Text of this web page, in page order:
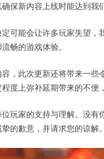
保新内容上线时能达到我
可能会让许多玩家失望
畅的游戏体验。
，此次更新还将带来一
度上弥补延期带来的不便
玩家的支持与理解。没有
的歉意，并请求您的谅解。